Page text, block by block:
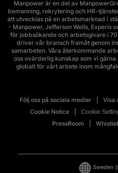
Manpower är en del av
bemanning, rekrytering och HR-
att utvecklas på en arbetsmarknad i
- Manpower, Jefferson Wells, Experis
för jobbsökande och arbetsgivare i
driver vår bransch framåt genom
samarbeten. Våra återkommande
oss ovärderlig kunskap som vi
globalt för vårt arbete inom
Följ oss på sociala medier Visa
Cookie Notice
Cookie
PressRoom
Sweden